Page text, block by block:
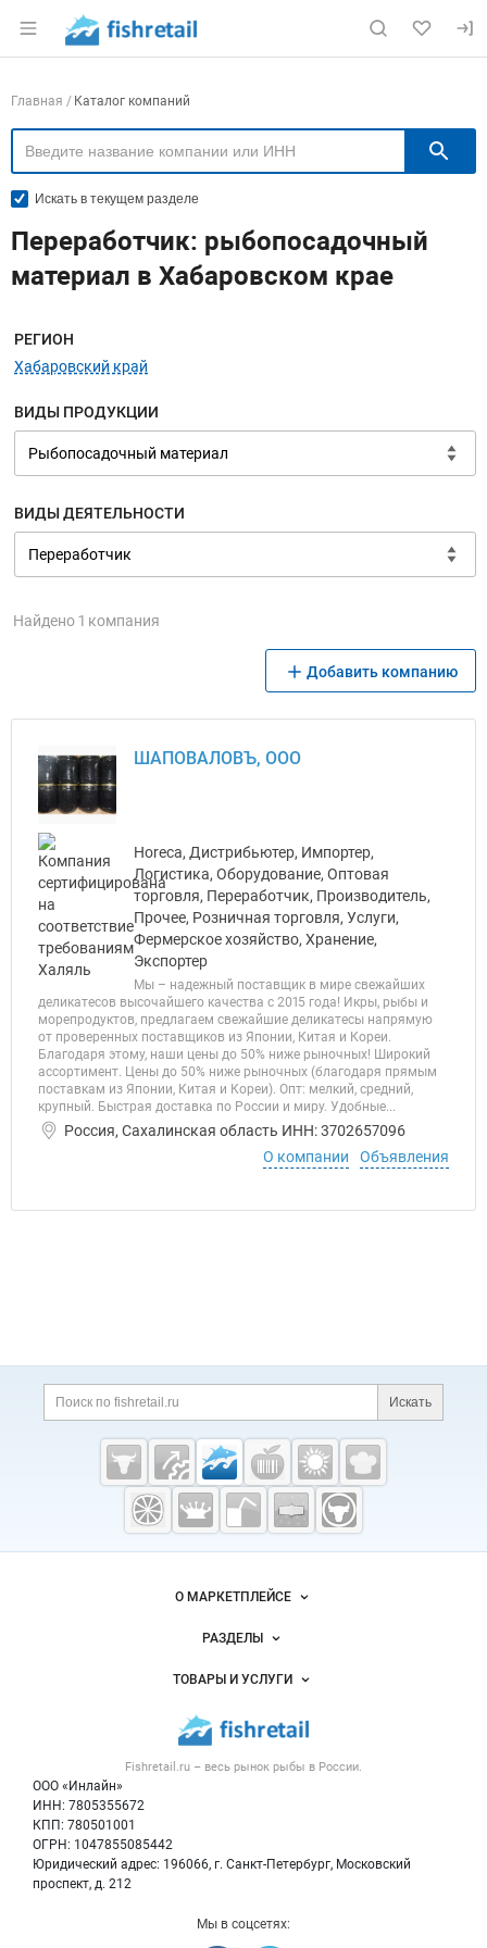
Раздел навигации по сайту fishretail.ru
Навигация по компаниям
Главная Каталог компаний
Искать в текущем разделе
Переработчик: рыбопосадочный
материал в Хабаровском крае
Меню навигации
РЕГИОН
Хабаровский край
ВИДЫ ПРОДУКЦИИ
ВИДЫ ДЕЯТЕЛЬНОСТИ
Найдено 1 компания
Добавить компанию
ШАПОВАЛОВЪ, ООО
Horeca, Дистрибьютер, Импортер,
Логистика, Оборудование, Оптовая
торговля, Переработчик, Производитель,
Прочее, Розничная торговля, Услуги,
Фермерское хозяйство, Хранение,
Экспортер
Мы – надежный поставщик в мире свежайших
деликатесов высочайшего качества с 2015 года! Икры, рыбы и
морепродуктов, предлагаем свежайшие деликатесы напрямую
от проверенных поставщиков из Японии, Китая и Кореи.
Благодаря этому, наши цены до 50% ниже рыночных! Широкий
ассортимент. Цены до 50% ниже рыночных (благодаря прямым
поставкам из Японии, Китая и Кореи). Опт: мелкий, средний,
крупный. Быстрая доставка по России и миру. Удобные...
Россия, Сахалинская область ИНН: 3702657096
О компании
Объявления
Дополнительная информация
Поиск по сайту и
Искать
Cсылки на полезные проекты
Fishretail.ru —
рыба,
морепродукты
Важные разделы и контакты
Fishretail.ru – весь рынок рыбы в России.
ООО «Инлайн»
ИНН: 7805355672
КПП: 780501001
ОГРН: 1047855085442
Юридический адрес: 196066, г. Санкт-Петербург, Московский
проспект, д. 212
Навигация по сайтуО МАРКЕТПЛЕЙСЕ
Новости Fishretail.ru
Размещение рекламы
Публичная оферта
Контактная информация
Политика обработки персональных данных
РАЗДЕЛЫ
Объявления
Новости рынка
Блог
ТОВАРЫ И УСЛУГИ
Рыба
Икра
Мы в соцсетях: